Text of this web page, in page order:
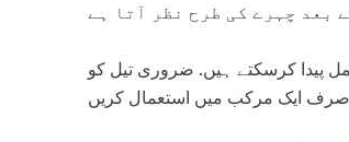
پیدا کرسکتے ہیں. ضروری تیل کو